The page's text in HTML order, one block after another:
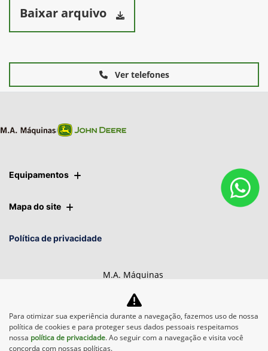
Baixar arquivo
Ver telefones
Equipamentos
Mapa do site
Política de privacidade
M.A. Máquinas
CNPJ: 01.092.817/0017-67
Desacelere. Seu bem maior é a vida.
Para otimizar sua experiência durante a navegação, fazemos uso de nossa
política de cookies e para proteger seus dados pessoais respeitamos
nossa política de privacidade. Ao seguir com a navegação e visita você
concorda com nossas políticas.